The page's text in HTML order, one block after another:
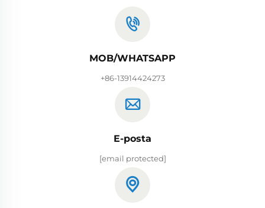
MOB/WHATSAPP
+86-13914424273
E-posta
[email protected]